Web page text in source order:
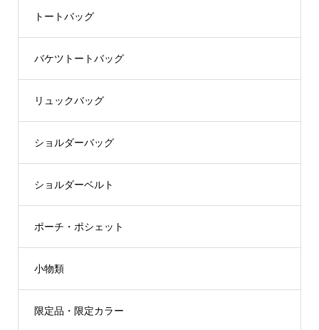
トートバッグ
バケツトートバッグ
リュックバッグ
ショルダーバッグ
ショルダーベルト
ポーチ・ポシェット
小物類
限定品・限定カラー